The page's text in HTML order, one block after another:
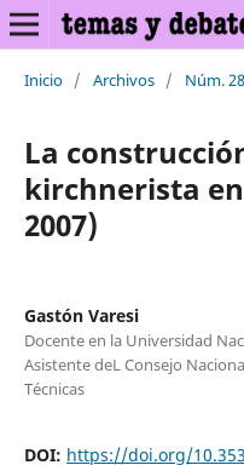
Inicio / Archivos / Núm.
La
kirchnerista
2007)
Gastón Varesi
Docente en la Universidad
Asistente deL Consejo
Técnicas
DOI: https://doi.org/